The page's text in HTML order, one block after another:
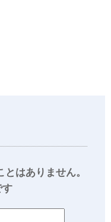
はありません。
す